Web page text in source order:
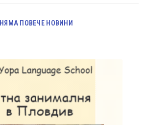
НЯМА ПОВЕЧЕ НОВИНИ